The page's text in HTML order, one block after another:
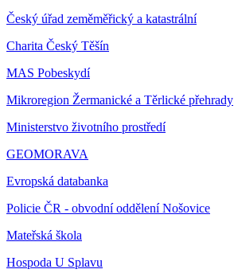
Český úřad zeměměřický a katastrální
Charita Český Těšín
MAS Pobeskydí
Mikroregion Žermanické a Těrlické přehrady
Ministerstvo životního prostředí
GEOMORAVA
Evropská databanka
Policie ČR - obvodní oddělení Nošovice
Mateřská škola
Hospoda U Splavu